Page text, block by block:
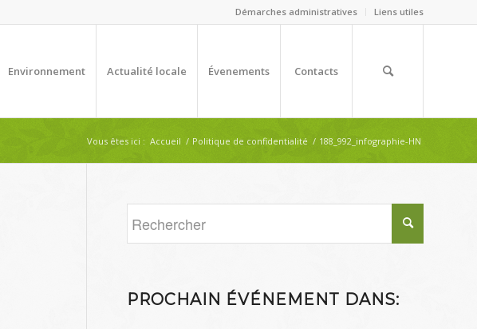
Démarches administratives Liens utiles
Environnement Actualité locale Évenements Contacts
Vous êtes ici : Accueil / Politique de confidentialité / 188_992_infographie-HN
PROCHAIN ÉVÉNEMENT DANS: